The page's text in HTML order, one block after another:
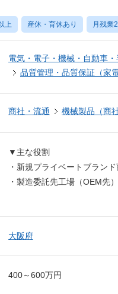
上 産休・育休あり 月残業
電気・電子・機械・自動車
品質管理・品質保証（家
商社・流通 機械製品（商社
▼主な役割
・新規プライベートブラン
・製造委託先工場（OEM先
大阪府
400～600万円